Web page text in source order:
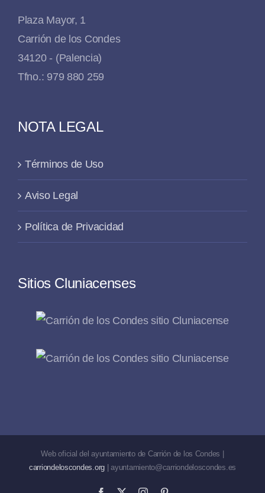
Plaza Mayor, 1
Carrión de los Condes
34120 - (Palencia)
Tfno.: 979 880 259
NOTA LEGAL
Términos de Uso
Aviso Legal
Política de Privacidad
Sitios Cluniacenses
Web oficial del ayuntamiento de Carrión de los Condes |
carriondeloscondes.org | ayuntamiento@carriondeloscondes.es